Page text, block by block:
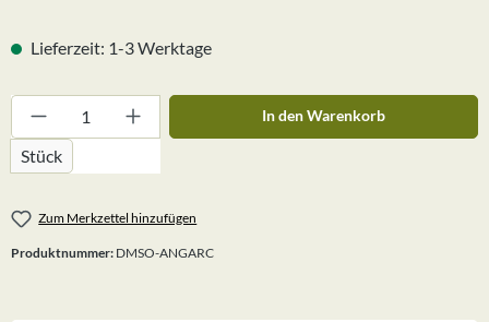
Lieferzeit: 1-3 Werktage
Produkt Anzahl: Gib den gewünschten Wert
Stück
In den Warenkorb
Zum Merkzettel hinzufügen
Produktnummer: DMSO-ANGARC